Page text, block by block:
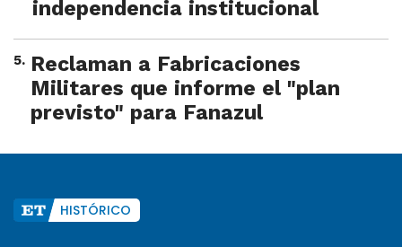
independencia institucional
5. Reclaman a Fabricaciones
Militares que informe el "plan
previsto" para Fanazul
HISTÓRICO